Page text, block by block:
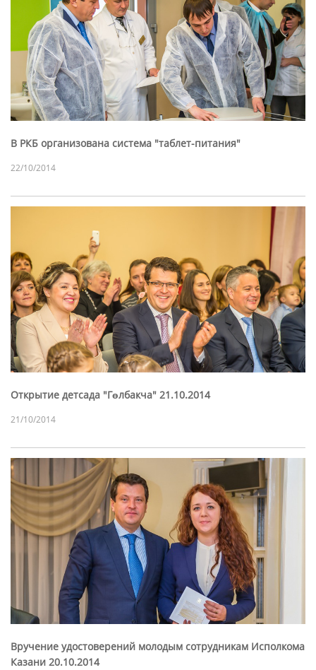
В РКБ организована система "таблет-питания"
22/10/2014
Открытие детсада "Гөлбакча" 21.10.2014
21/10/2014
Вручение удостоверений молодым сотрудникам Исполкома
Казани 20.10.2014